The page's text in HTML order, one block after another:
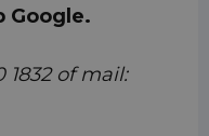
Google.
1832 of mail: